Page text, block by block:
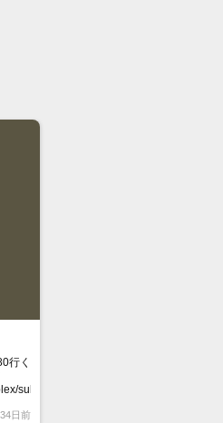
行く
submariner/166613lb-
日前